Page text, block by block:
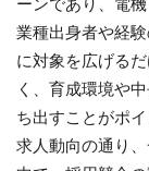
業種出身者や経
に対象を広げる
く、育成環境や
ち出すことがポイ
求人動向の通り